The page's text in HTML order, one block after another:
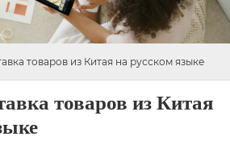
товаров из Китая на русском языке
товаров из Китая